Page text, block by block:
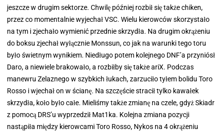
jeszcze w drugim sektorze. Chwilę później rozbił się także chiken,
przez co momentalnie wyjechał VSC. Wielu kierowców skorzystało
na tym i zjechało wymienić przednie skrzydła. Na drugim okrążeniu
do boksu zjechał wyłącznie Monssun, co jak na warunki tego toru
było świetnym wynikiem. Niedługo potem kolejnego DNF’a przyniósł
Daro, a niewiele brakowało, a rozbiłby się także ariX. Podczas
manewru Zelaznego w szybkich łukach, zarzuciło tyłem bolidu Toro
Rosso i wjechał on w ścianę. Na szczęście stracił tylko kawałek
skrzydła, koło było całe. Mieliśmy także zmianę na czele, gdyż Skiadr
z pomocą DRS’u wyprzedził Mat1ka. Kolejna zmiana pozycji
nastąpiła między kierowcami Toro Rosso, Nykos na 4 okrążeniu